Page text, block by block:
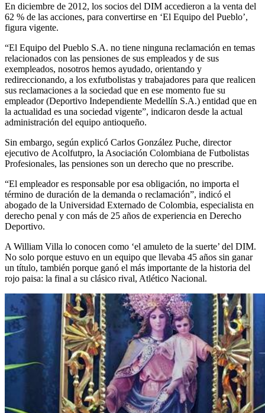
En diciembre de 2012, los socios del DIM accedieron a la venta del
62 % de las acciones, para convertirse en ‘El Equipo del Pueblo’,
figura vigente.
“El Equipo del Pueblo S.A. no tiene ninguna reclamación en temas
relacionados con las pensiones de sus empleados y de sus
exempleados, nosotros hemos ayudado, orientando y
redireccionando, a los exfutbolistas y trabajadores para que realicen
sus reclamaciones a la sociedad que en ese momento fue su
empleador (Deportivo Independiente Medellín S.A.) entidad que en
la actualidad es una sociedad vigente”, indicaron desde la actual
administración del equipo antioqueño.
Sin embargo, según explicó Carlos González Puche, director
ejecutivo de Acolfutpro, la Asociación Colombiana de Futbolistas
Profesionales, las pensiones son un derecho que no prescribe.
“El empleador es responsable por esa obligación, no importa el
término de duración de la demanda o reclamación”, indicó el
abogado de la Universidad Externado de Colombia, especialista en
derecho penal y con más de 25 años de experiencia en Derecho
Deportivo.
A William Villa lo conocen como ‘el amuleto de la suerte’ del DIM.
No solo porque estuvo en un equipo que llevaba 45 años sin ganar
un título, también porque ganó el más importante de la historia del
rojo paisa: la final a su clásico rival, Atlético Nacional.